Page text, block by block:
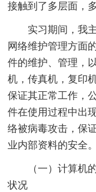
接触到了多层面，
实习期间，我
网络维护管理方面
件的维护、管理，
机，传真机，复印
保证其正常工作，
件在使用过程中出
络被病毒攻击，保
业内部资料的安全。
（一）计算机
状况